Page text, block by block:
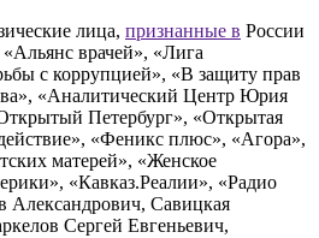
лица, признанные в России
врачей», «Лига
с коррупцией», «В защиту прав
«Аналитический Центр Юрия
Петербург», «Открытая
«Феникс плюс», «Агора»,
матерей», «Женское
«Кавказ.Реалии», «Радио
Александрович, Савицкая
Сергей Евгеньевич,